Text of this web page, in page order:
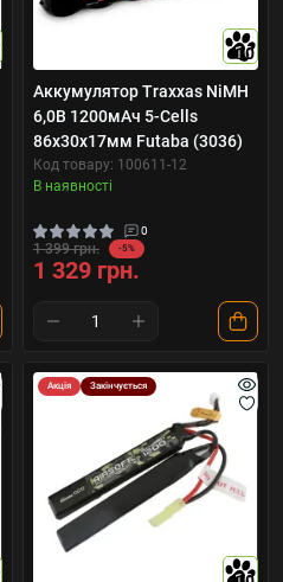
10
Аккумулятор Traxxas NiMH
6,0В 1200мАч 5-Cells
86х30х17мм Futaba (3036)
Код товару: 100611-12
В наявності
0
1 399 грн. -5%
1 329 грн.
Акція Закінчується